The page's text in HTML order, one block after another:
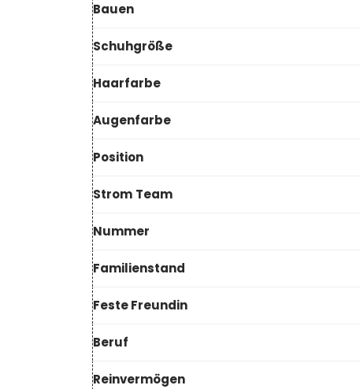
Bauen
Schuhgröße
Haarfarbe
Augenfarbe
Position
Strom Team
Nummer
Familienstand
Feste Freundin
Beruf
Reinvermögen